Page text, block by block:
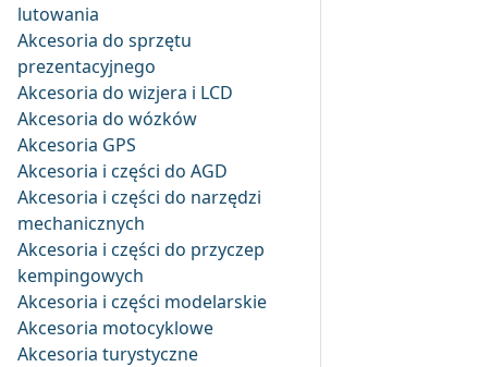
lutowania
Akcesoria do sprzętu
prezentacyjnego
Akcesoria do wizjera i LCD
Akcesoria do wózków
Akcesoria GPS
Akcesoria i części do AGD
Akcesoria i części do narzędzi
mechanicznych
Akcesoria i części do przyczep
kempingowych
Akcesoria i części modelarskie
Akcesoria motocyklowe
Akcesoria turystyczne